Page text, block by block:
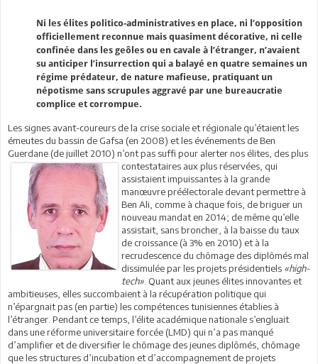
Ni les élites politico-administratives en place, ni l’opposition
officiellement reconnue mais quasiment décorative, ni celle
confinée dans les geôles ou en cavale à l’étranger, n’avaient
su anticiper l’insurrection qui a balayé en quatre semaines un
régime prédateur, de nature mafieuse, pratiquant un
népotisme sans scrupules aggravé par une bureaucratie
complice et corrompue.
Les signes avant-coureurs de la crise sociale et régionale qu’étaient les
émeutes du bassin de Gafsa (en 2008) et les événements de Ben
Guerdane (de juillet 2010) n’ont pas suffi pour alerter nos élites, des plus
contestataires aux plus réservées, qui
assistaient impuissantes à la grande
manœuvre préélectorale devant permettre à
Ben Ali, comme à chaque fois, de briguer un
nouveau mandat en 2014; de même qu’elle
assistait, sans broncher, à la baisse du taux
de croissance (à 3% en 2010) et à la
recrudescence du chômage des diplômés mal
dissimulée par les projets présidentiels «high-
tech» . Quant aux jeunes élites innovantes et
ambitieuses, elles succombaient à la récupération politique qui
n’épargnait pas (en partie) les compétences tunisiennes établies à
l’étranger. Pendant ce temps, l’élite académique nationale s’engluait
dans une réforme universitaire forcée (LMD) qui n’a pas manqué
d’amplifier et de diversifier le chômage des jeunes diplômés, chômage
que les structures d’incubation et d’accompagnement de projets